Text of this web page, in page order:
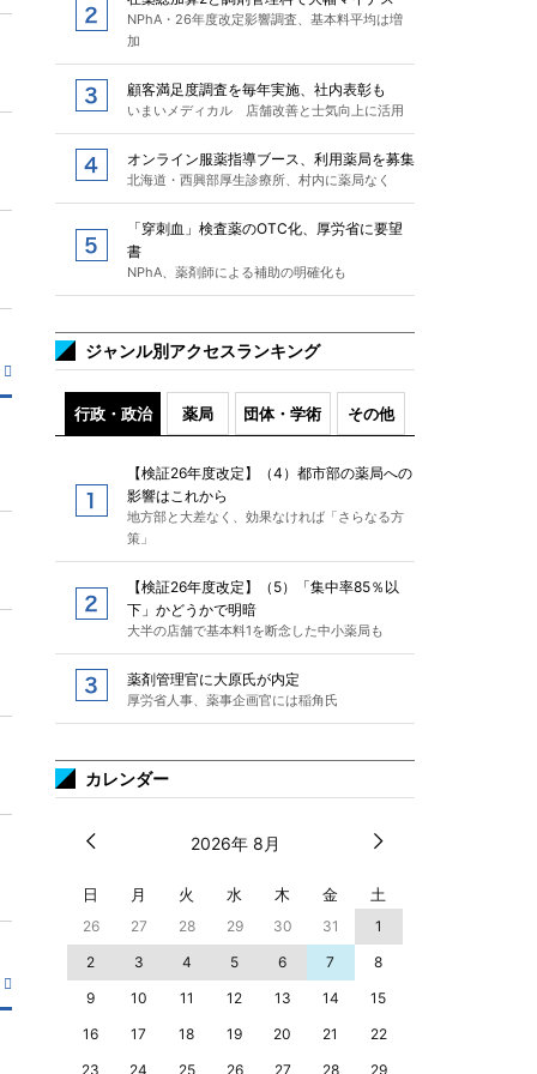
NPhA・26年度改定影響調査、基本料平均は増
加
顧客満足度調査を毎年実施、社内表彰も
いまいメディカル 店舗改善と士気向上に活用
オンライン服薬指導ブース、利用薬局を募集
北海道・西興部厚生診療所、村内に薬局なく
「穿刺血」検査薬のOTC化、厚労省に要望
書
NPhA、薬剤師による補助の明確化も
ジャンル別アクセスランキング
行政・政治 薬局 団体・学術 その他
【検証26年度改定】（4）都市部の薬局への
影響はこれから
地方部と大差なく、効果なければ「さらなる方
策」
【検証26年度改定】（5）「集中率85％以
下」かどうかで明暗
大半の店舗で基本料1を断念した中小薬局も
薬剤管理官に大原氏が内定
厚労省人事、薬事企画官には稲角氏
カレンダー
2026年 8月
日 月 火 水 木 金 土
26 27 28 29 30 31
1
2
3 4 5 6 7
8
9
10 11 12 13 14
15
16
17 18 19 20 21
22
23
24 25 26 27 28 29